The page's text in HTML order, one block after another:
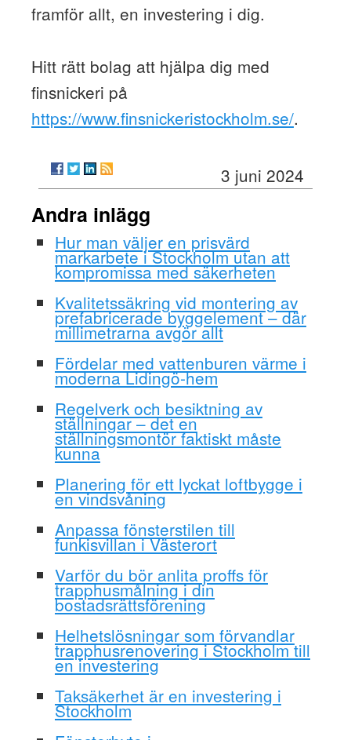
framför allt, en investering i dig.
Hitt rätt bolag att hjälpa dig med
finsnickeri på
https://www.finsnickeristockholm.se/.
3 juni 2024
Andra inlägg
Hur man väljer en prisvärd
markarbete i Stockholm utan att
kompromissa med säkerheten
Kvalitetssäkring vid montering av
prefabricerade byggelement – där
millimetrarna avgör allt
Fördelar med vattenburen värme i
moderna Lidingö-hem
Regelverk och besiktning av
ställningar – det en
ställningsmontör faktiskt måste
kunna
Planering för ett lyckat loftbygge i
en vindsvåning
Anpassa fönsterstilen till
funkisvillan i Västerort
Varför du bör anlita proffs för
trapphusmålning i din
bostadsrättsförening
Helhetslösningar som förvandlar
trapphusrenovering i Stockholm till
en investering
Taksäkerhet är en investering i
Stockholm